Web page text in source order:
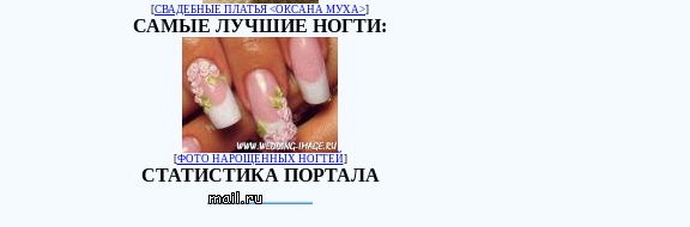
[СВАДЕБНЫЕ ПЛАТЬЯ <ОКСАНА МУХА>]
САМЫЕ ЛУЧШИЕ НОГТИ:
[ФОТО НАРОЩЕННЫХ НОГТЕЙ]
СТАТИСТИКА ПОРТАЛА